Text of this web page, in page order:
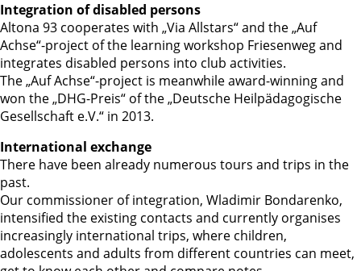
Integration of disabled persons
Altona 93 cooperates with „Via Allstars“ and the „Auf
Achse“-project of the learning workshop Friesenweg and
integrates disabled persons into club activities.
The „Auf Achse“-project is meanwhile award-winning and
won the „DHG-Preis“ of the „Deutsche Heilpädagogische
Gesellschaft e.V.“ in 2013.
International exchange
There have been already numerous tours and trips in the
past.
Our commissioner of integration, Wladimir Bondarenko,
intensified the existing contacts and currently organises
increasingly international trips, where children,
adolescents and adults from different countries can meet,